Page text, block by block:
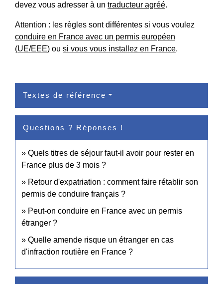
devez vous adresser à un traducteur agréé.
Attention : les règles sont différentes si vous voulez
conduire en France avec un permis européen
(UE/EEE) ou si vous vous installez en France.
Textes de référence
Questions ? Réponses !
Quels titres de séjour faut-il avoir pour rester en
France plus de 3 mois ?
Retour d'expatriation : comment faire rétablir son
permis de conduire français ?
Peut-on conduire en France avec un permis
étranger ?
Quelle amende risque un étranger en cas
d'infraction routière en France ?